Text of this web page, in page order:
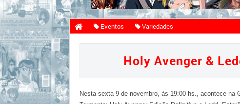
Eventos Variedades
Holy Avenger &
Nesta sexta 9 de novembro, às 19:00 hs., acontece